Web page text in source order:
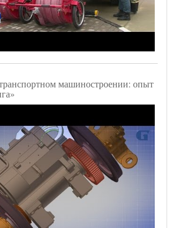
машиностроении: опыт